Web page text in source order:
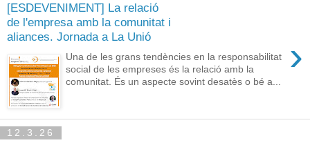
[ESDEVENIMENT] La relació
de l'empresa amb la comunitat i
aliances. Jornada a La Unió
›
Una de les grans tendències en la responsabilitat
social de les empreses és la relació amb la
comunitat. És un aspecte sovint desatès o bé a...
12.3.26